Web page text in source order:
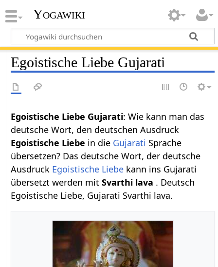
Yogawiki
Egoistische Liebe Gujarati
Egoistische Liebe Gujarati: Wie kann man das
deutsche Wort, den deutschen Ausdruck
Egoistische Liebe in die Gujarati Sprache
übersetzen? Das deutsche Wort, der deutsche
Ausdruck Egoistische Liebe kann ins Gujarati
übersetzt werden mitSvarthi lava . Deutsch
Egoistische Liebe, Gujarati Svarthi lava.